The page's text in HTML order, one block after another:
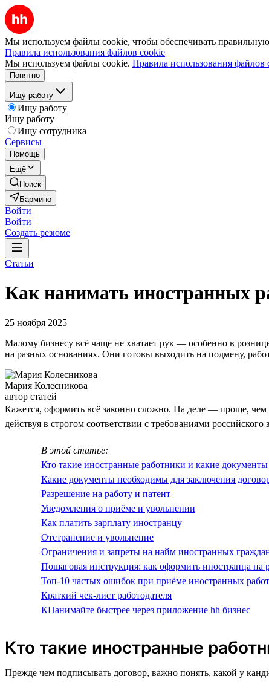
Мы используем файлы cookie, чтобы обеспечивать
Правила использования файлов cookie
Мы используем файлы cookie. Правила использования файлов
Понятно
Ищу работу
Ищу работу
Ищу работу
Ищу сотрудника
Сервисы
Помощь
Ещё
Поиск
Бармино
Войти
Войти
Создать резюме
Статьи
Как нанимать иностранных
25 ноября 2025
Малому бизнесу всё чаще не хватает рук — особенно в
на разных основаниях. Они готовы выходить на подмену,
Мария Колесникова
автор статей
Кажется, оформить всё законно сложно. На деле — проще, чем
действуя в строгом соответствии с требованиями российского
В этой статье:
Кто такие иностранные работники и какие
Какие документы необходимы для заключения
Разрешение на работу и патент
Уведомления о приёме и увольнении
Как платить зарплату иностранцу
Отстранение и увольнение
Ограничения и запреты на найм иностранных
Пошаговая инструкция: как оформить иностранца на
Топ-10 частых ошибок при приёме иностранных
Краткий чек-лист работодателя
КНанимайте быстрее через приложение hh бизнес
Кто такие иностранные
Прежде чем подписывать договор, важно понять, какой у